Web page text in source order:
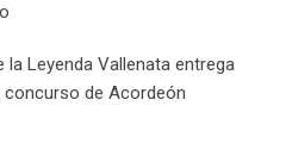
la Leyenda Vallenata entrega
de Acordeón